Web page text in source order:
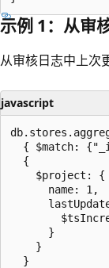
示例 1：从审
从审核日志中上次
javascript
{ $match:
  {
    $project: {
      name: 1,
      }
    }
  }